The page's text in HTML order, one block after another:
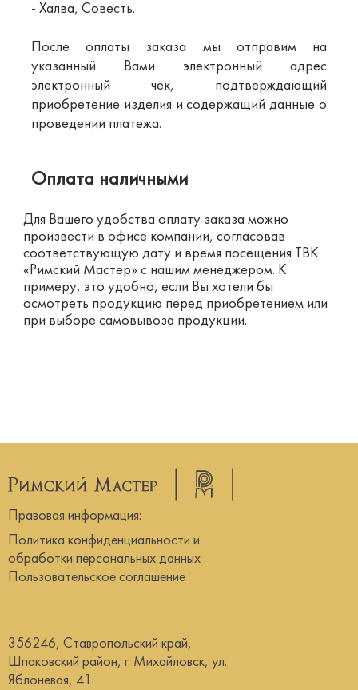
- Халва, Совесть.
После оплаты заказа мы отправим на
указанный Вами электронный адрес
электронный чек, подтверждающий
приобретение изделия и содержащий данные о
проведении платежа.
Оплата наличными
Для Вашего удобства оплату заказа можно
произвести в офисе компании, согласовав
соответствующую дату и время посещения ТВК
«Римский Мастер» с нашим менеджером. К
примеру, это удобно, если Вы хотели бы
осмотреть продукцию перед приобретением или
при выборе самовывоза продукции.
Правовая информация:
Политика конфиденциальности и
обработки персональных данных
Пользовательское соглашение
356246, Ставропольский край,
Шпаковский район, г. Михайловск, ул.
Яблоневая, 41